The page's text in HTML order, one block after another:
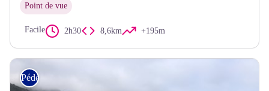
Point de vue
Facile 2h30 8,6km +195m
Pédestre